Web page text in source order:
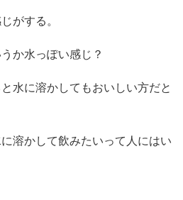
がする。
か水っぽい感じ？
水に溶かしてもおいしい方だと
溶かして飲みたいって人にはい